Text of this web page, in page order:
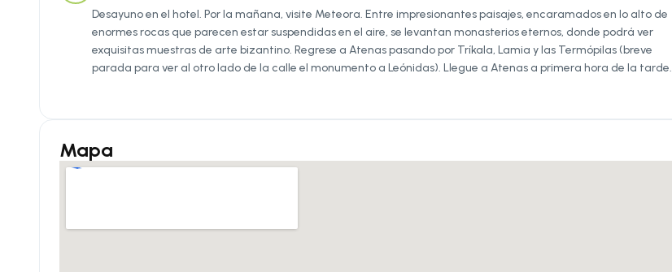
Desayuno en el hotel. Por la mañana, visite Meteora. Entre impresionantes paisajes, encaramados en lo alto de
enormes rocas que parecen estar suspendidas en el aire, se levantan monasterios eternos, donde podrá ver
exquisitas muestras de arte bizantino. Regrese a Atenas pasando por Tríkala, Lamia y las Termópilas (breve
parada para ver al otro lado de la calle el monumento a Leónidas). Llegue a Atenas a primera hora de la tarde.
Mapa